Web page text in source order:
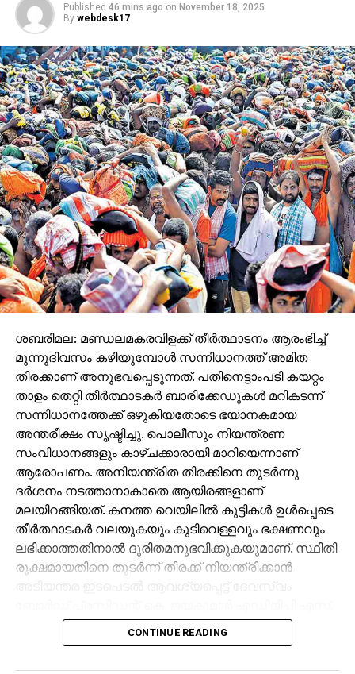
Published 46 mins ago on November 18, 2025
By webdesk17
ശബരിമല: മണ്ഡലമകരവിളക്ക് തീര്‍ത്ഥാടനം ആരംഭിച്ച്
മൂന്നുദിവസം കഴിയുമ്പോള്‍ സന്നിധാനത്ത് അമിത
തിരക്കാണ് അനുഭവപ്പെടുന്നത്. പതിനെട്ടാംപടി കയറ്റം
താളം തെറ്റി തീര്‍ത്ഥാടകര്‍ ബാരിക്കേഡുകള്‍ മറികടന്ന്
സന്നിധാനത്തേക്ക് ഒഴുകിയതോടെ ഭയാനകമായ
അന്തരീക്ഷം സൃഷ്ടിച്ചു. പൊലീസും നിയന്ത്രണ
സംവിധാനങ്ങളും കാഴ്ചക്കാരായി മാറിയെന്നാണ്
ആരോപണം. അനിയന്ത്രിത തിരക്കിനെ തുടര്‍ന്നു
ദര്‍ശനം നടത്താനാകാതെ ആയിരങ്ങളാണ്
മലയിറങ്ങിയത്. കനത്ത വെയിലില്‍ കുട്ടികള്‍ ഉള്‍പ്പെടെ
തീര്‍ത്ഥാടകര്‍ വലയുകയും കുടിവെള്ളവും ഭക്ഷണവും
ലഭിക്കാത്തതിനാല്‍ ദുരിതമനുഭവിക്കുകയുമാണ്. സ്ഥിതി
രൂക്ഷമായതിനെ തുടര്‍ന്ന് തിരക്ക് നിയന്ത്രിക്കാന്‍
ശ്രീജിത്തിന് കത്ത് നല്‍കി. സന്നിധാനം പൊലീസ്
സ്‌പെഷ്യല്‍ ഓഫീസറെ വിളിച്ചുവരുത്തി
CONTINUE READING